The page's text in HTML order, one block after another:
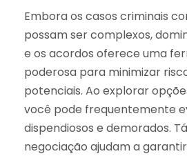
Embora os casos criminais
possam ser complexos,
e os acordos oferece uma
poderosa para minimizar
potenciais. Ao explorar
você pode frequentemente
dispendiosos e demorados.
negociação ajudam a